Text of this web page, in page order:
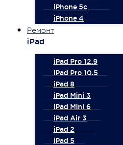
iPhone 5c
iPhone 4
Ремонт
iPad
iPad Pro 12.9
iPad Pro 10.5
iPad 8
iPad Mini 3
iPad Mini 6
iPad Air 3
iPad 2
iPad 5